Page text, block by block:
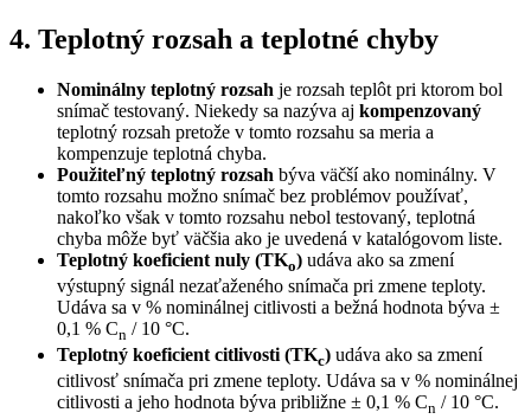
4. Teplotný rozsah a teplotné chyby
Nominálny teplotný rozsah je rozsah teplôt pri ktorom bol
snímač testovaný. Niekedy sa nazýva aj kompenzovaný
teplotný rozsah pretože v tomto rozsahu sa meria a
kompenzuje teplotná chyba.
Použiteľný teplotný rozsah býva väčší ako nominálny. V
tomto rozsahu možno snímač bez problémov používať,
nakoľko však v tomto rozsahu nebol testovaný, teplotná
chyba môže byť väčšia ako je uvedená v katalógovom liste.
Teplotný koeficient nuly (TKo) udáva ako sa zmení
výstupný signál nezaťaženého snímača pri zmene teploty.
Udáva sa v % nominálnej citlivosti a bežná hodnota býva ±
0,1 % Cn / 10 °C.
Teplotný koeficient citlivosti (TKc) udáva ako sa zmení
citlivosť snímača pri zmene teploty. Udáva sa v % nominálnej
citlivosti a jeho hodnota býva približne ± 0,1 % Cn / 10 °C.